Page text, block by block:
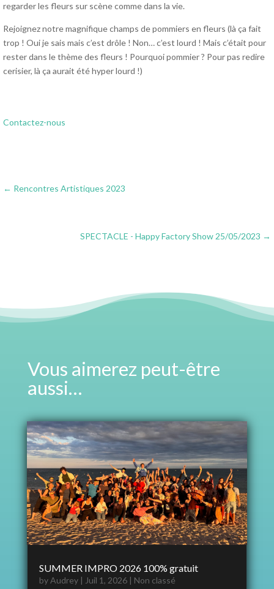
regarder les fleurs sur scène comme dans la vie.
Rejoignez notre magnifique champs de pommiers en fleurs (là ça fait
trop ! Oui je sais mais c’est drôle ! Non… c’est lourd ! Mais c’était pour
rester dans le thème des fleurs ! Pourquoi pommier ? Pour pas redire
cerisier, là ça aurait été hyper lourd !)
Contactez-nous
← Rencontres Artistiques 2023
SPECTACLE - Happy Factory Show 25/05/2023 →
Vous aimerez peut-être
aussi…
SUMMER IMPRO 2026 100% gratuit
byAudrey| Juil 1, 2026| Non classé